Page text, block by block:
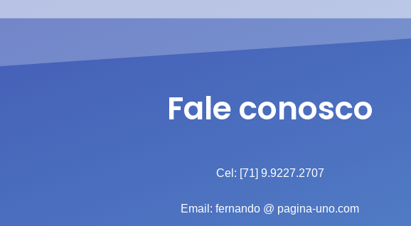
Fale conosco
Cel: [71] 9.9227.2707
Email: fernando @ pagina-uno.com